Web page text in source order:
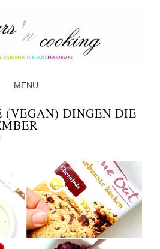
MENU
(VEGAN) DINGEN DIE